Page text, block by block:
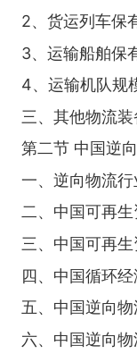
2、货运列车保
3、运输船舶保
4、运输机队规
三、其他物流
第二节 中国逆
一、逆向物流
二、中国可再
三、中国可再
四、中国循环
五、中国逆向
六、中国逆向